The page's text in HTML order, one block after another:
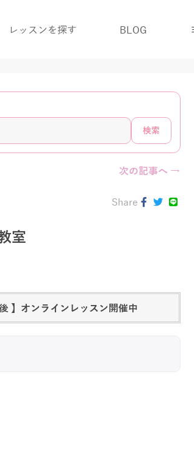
レッスンを探す BLOG
検索
次の記事へ →
室
Share
】オンラインレッスン開催中